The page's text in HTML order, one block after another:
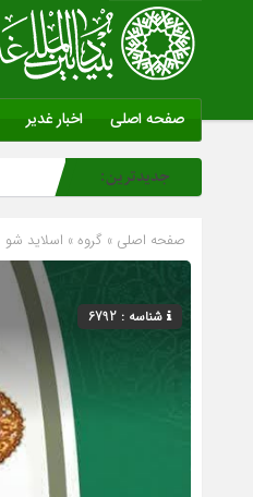
صفحه اصلی اخبار غدیر
جدیدترین:
صفحه اصلی » گروه » اسلاید شو
شناسه : 6792